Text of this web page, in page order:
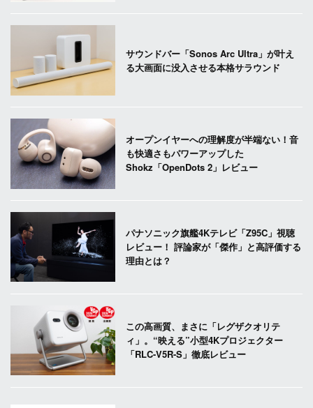
サウンドバー「Sonos Arc Ultra」が叶え
る大画面に没入させる本格サラウンド
オープンイヤーへの理解度が半端ない！音
も快適さもパワーアップした
Shokz「OpenDots 2」レビュー
パナソニック旗艦4Kテレビ「Z95C」視聴
レビュー！ 評論家が「傑作」と高評価する
理由とは？
この高画質、まさに「レグザクオリテ
ィ」。“映える”小型4Kプロジェクター
「RLC-V5R-S」徹底レビュー